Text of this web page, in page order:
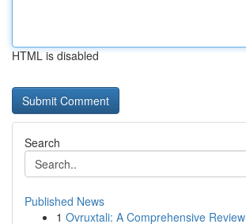
HTML is disabled
Search
Published News
1 Ovruxtali: A Comprehensive Review